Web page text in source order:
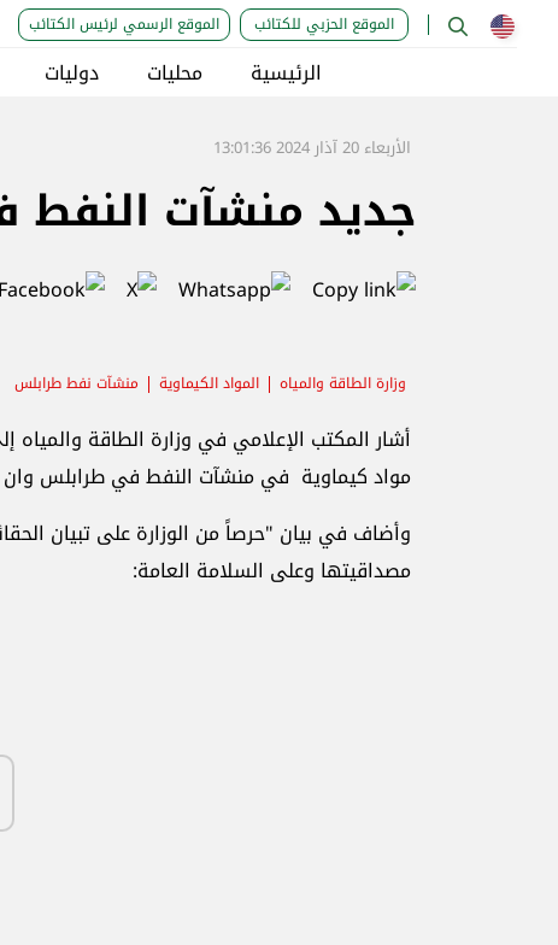
الموقع الحزبي للكتائب الموقع الرسمي لرئيس الكتائب
الرئيسية محليات دوليات
الأربعاء 20 آذار 2024 13:01:36
جديد منشآت النفط
وزارة الطاقة والمياه المواد الكيماوية منشآت نفط طرابلس
أشار المكتب الإعلامي في وزارة الطاقة
مواد كيماوية في منشآت النفط في طرابلس وان
وأضاف في بيان "حرصاً من الوزارة على تبيان
مصداقيتها وعلى السلامة العامة: